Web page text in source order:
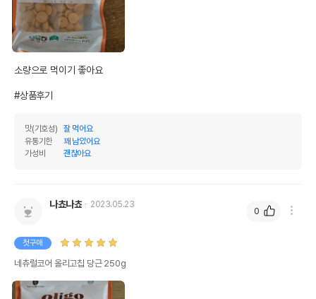
법에 의한 인증,허가 등을
받았음을 확인할수 있는
경우 그에 대한 사항
제조국 또는 원산지
제조자,수입품의 경우
AS책임자와 전화번호
또는 소비자상담 관련
전화번호
유통기한
단, 상품명에 유통기한 명시된 경우, 해당
소량으로 먹이기 좋아요
#상품후기
맛(기호성)
잘 먹어요
유통기한
꽤 남았어요
가성비
괜찮아요
나쵸나쵸 2023.05.23
첫구매
네츄럴코어 올리고칩 당근 250g
0